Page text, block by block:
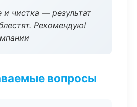
и чистка — результат
Рекомендую!
вопросы